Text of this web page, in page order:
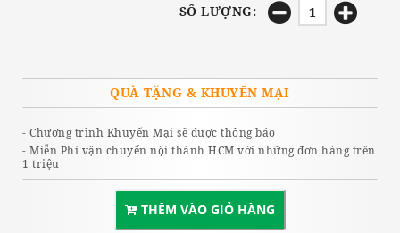
SỐ LƯỢNG:
QUÀ TẶNG & KHUYẾN MẠI
- Chương trình Khuyến Mại sẽ được thông báo
- Miễn Phí vận chuyển nội thành HCM với những đơn hàng trên
1 triệu
THÊM VÀO GIỎ HÀNG